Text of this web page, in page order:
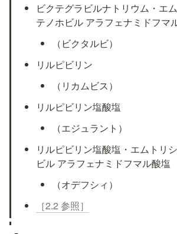
ビクテグラビルナトリウム・エ
テノホビル アラフェナミドフマ
（ビクタルビ）
リルピビリン
（リカムビス）
リルピビリン塩酸塩
（エジュラント）
リルピビリン塩酸塩・エムトリ
ビル アラフェナミドフマル酸塩
（オデフシィ）
［2.2 参照］